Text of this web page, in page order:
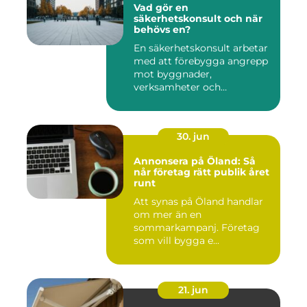
Vad gör en
säkerhetskonsult och när
behövs en?
En säkerhetskonsult arbetar
med att förebygga angrepp
mot byggnader,
verksamheter och
30. jun
Annonsera på Öland: Så
når företag rätt publik året
runt
Att synas på Öland handlar
om mer än en
sommarkampanj. Företag
som vill bygga e...
21. jun